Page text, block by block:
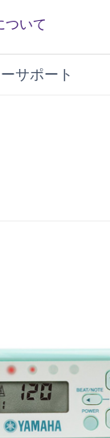
ついて
サポート